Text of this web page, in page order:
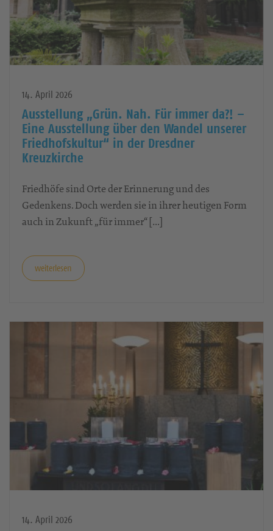
14. April 2026
Ausstellung „Grün. Nah. Für immer da?! –
Eine Ausstellung über den Wandel unserer
Friedhofskultur“ in der Dresdner
Kreuzkirche
Friedhöfe sind Orte der Erinnerung und des
Gedenkens. Doch werden sie in ihrer heutigen Form
auch in Zukunft „für immer“ […]
weiterlesen
14. April 2026